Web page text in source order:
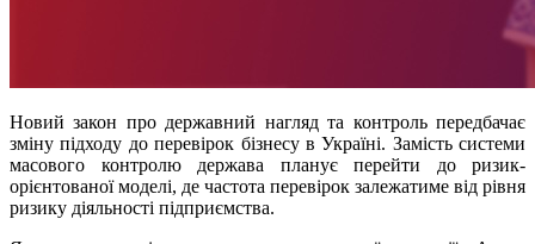
Новий закон про державний нагляд та контроль передбачає
зміну підходу до перевірок бізнесу в Україні. Замість системи
масового контролю держава планує перейти до ризик-
орієнтованої моделі, де частота перевірок залежатиме від рівня
ризику діяльності підприємства.